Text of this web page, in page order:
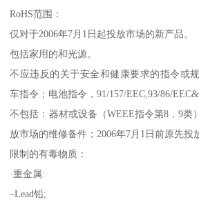
RoHS范围：
仅对于2006年7月1日起投放市场的新产品。
包括家用的和光源。
不应违反的关于安全和健康要求的指令或
车指令；电池指令，91/157/EEC,93/86/
不包括：器材或设备（WEEE指令第8，9类
放市场的维修备件；2006年7月1日前原先投
限制的有毒物质：
·重金属:
–Lead铅;